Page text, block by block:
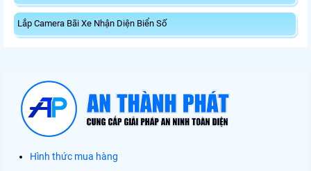
Lắp Camera Bãi Xe Nhận Diện Biển Số
Hình thức mua hàng